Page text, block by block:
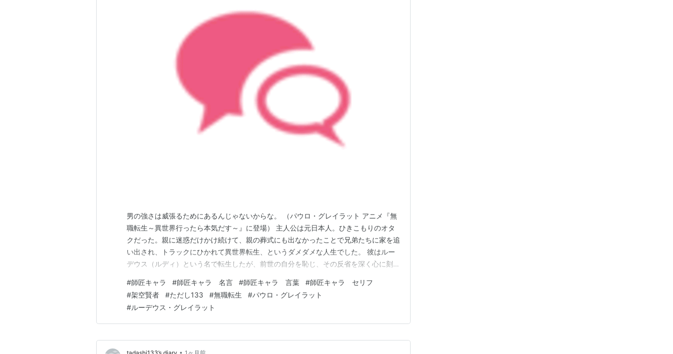
男の強さは威張るためにあるんじゃないからな。 （パウロ・グレイラット アニメ『無
職転生～異世界行ったら本気だす～』に登場） 主人公は元日本人。ひきこもりのオタ
クだった。親に迷惑だけかけ続けて、親の葬式にも出なかったことで兄弟たちに家を追
い出され、トラックにひかれて異世界転生、というダメダメな人生でした。 彼はルー
デウス（ルディ）という名で転生したが、前世の自分を恥じ、その反省を深く心に刻
を心がけ、積極的な人生を歩んでいくのです。 僕ら現実の人間は、異世界転生をする
わけではないけれど、夜に寝て、朝、目覚めます。これは、…
#師匠キャラ #師匠キャラ 名言 #師匠キャラ 言葉 #師匠キャラ セリフ
#架空賢者 #ただし133 #無職転生 #パウロ・グレイラット
#ルーデウス・グレイラット
•